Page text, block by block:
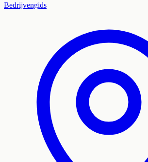
Bedrijvengids